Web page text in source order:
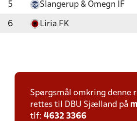
5 Slangerup & Omegn IF
6 Liria FK
Spørgsmål omkring denne
rettes til DBU Sjælland på
tlf: 4632 3366